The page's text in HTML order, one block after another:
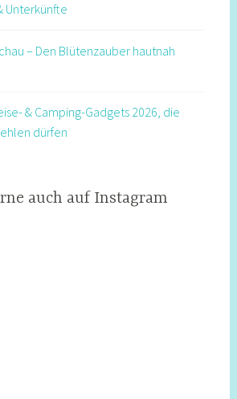
Unterkünfte
– Den Blütenzauber hautnah
& Camping-Gadgets 2026, die
dürfen
auch auf Instagram